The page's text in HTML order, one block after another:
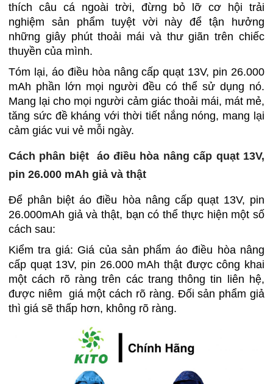
thích câu cá ngoài trời, đừng bỏ lỡ cơ hội trải
nghiệm sản phẩm tuyệt vời này để tận hưởng
những giây phút thoải mái và thư giãn trên chiếc
thuyền của mình.
Tóm lại, áo điều hòa nâng cấp quạt 13V, pin 26.000
mAh phần lớn mọi người đều có thể sử dụng nó.
Mang lại cho mọi người cảm giác thoải mái, mát mẻ,
tăng sức đề kháng với thời tiết nắng nóng, mang lại
cảm giác vui vẻ mỗi ngày.
Cách phân biệt áo điều hòa nâng cấp quạt 13V,
pin 26.000 mAh giả và thật
Để phân biệt áo điều hòa nâng cấp quạt 13V, pin
26.000mAh giả và thật, bạn có thể thực hiện một số
cách sau:
Kiểm tra giá: Giá của sản phẩm áo điều hòa nâng
cấp quạt 13V, pin 26.000 mAh thật được công khai
một cách rõ ràng trên các trang thông tin liên hệ,
được niêm giá một cách rõ ràng. Đối sản phẩm giả
thì giá sẽ thấp hơn, không rõ ràng.